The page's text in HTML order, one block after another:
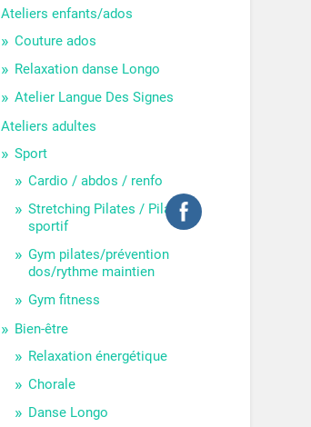
Ateliers enfants/ados
Couture ados
Relaxation danse Longo
Atelier Langue Des Signes
Ateliers adultes
Sport
Cardio / abdos / renfo
Stretching Pilates / Pilates
sportif
Gym pilates/prévention
dos/rythme maintien
Gym fitness
Bien-être
Relaxation énergétique
Chorale
Danse Longo